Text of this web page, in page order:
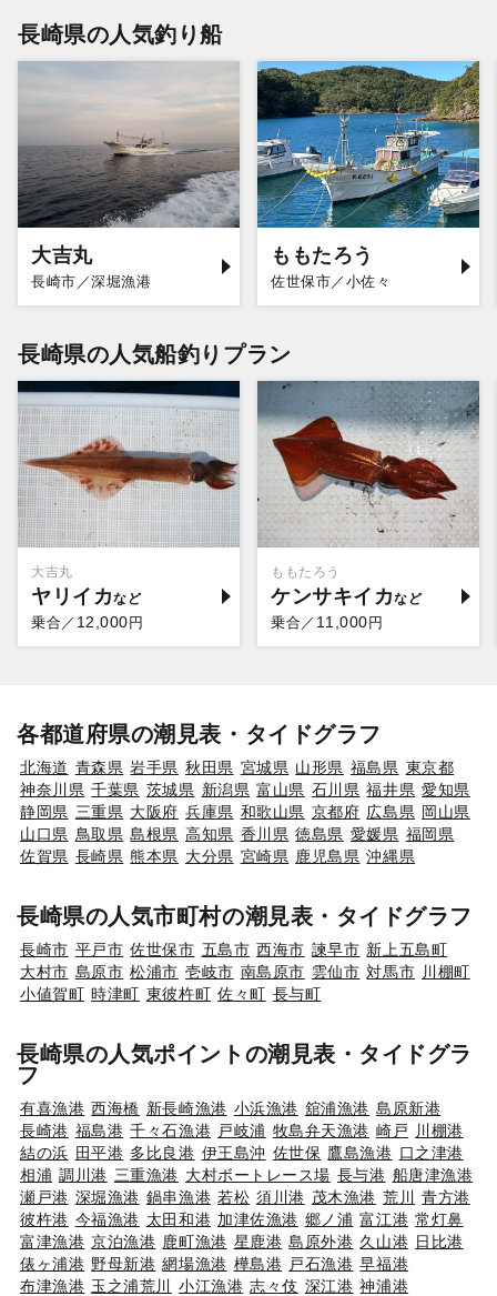
長崎県の人気釣り船
大吉丸
長崎市／深堀漁港
ももたろう
佐世保市／小佐々
長崎県の人気船釣りプラン
大吉丸
ヤリイカ
乗合／ 12,000円
ももたろう
ケンサキイカ
乗合／ 11,000円
各都道府県の潮見表・タイドグラフ
北海道 青森県 岩手県 秋田県 宮城県 山形県 福島県 東京都
神奈川県 千葉県 茨城県 新潟県 富山県 石川県 福井県 愛知県
静岡県 三重県 大阪府 兵庫県 和歌山県 京都府 広島県 岡山県
山口県 鳥取県 島根県 高知県 香川県 徳島県 愛媛県 福岡県
佐賀県 長崎県 熊本県 大分県 宮崎県 鹿児島県 沖縄県
長崎県の人気市町村の潮見表・タイドグラフ
長崎市 平戸市 佐世保市 五島市 西海市 諫早市 新上五島町
大村市 島原市 松浦市 壱岐市 南島原市 雲仙市 対馬市 川棚町
小値賀町 時津町 東彼杵町 佐々町 長与町
長崎県の人気ポイントの潮見表・タイドグラ
フ
有喜漁港 西海橋 新長崎漁港 小浜漁港 舘浦漁港 島原新港
長崎港 福島港 千々石漁港 戸岐浦 牧島弁天漁港 崎戸
川棚港
結の浜 田平港 多比良港 伊王島沖 佐世保 鷹島漁港 口之津港
相浦 調川港 三重漁港 大村ボートレース場 長与港 船唐津漁港
瀬戸港 深堀漁港 鍋串漁港 若松 須川港 茂木漁港 荒川 青方港
彼杵港 今福漁港 太田和港 加津佐漁港 郷ノ浦 富江港 常灯鼻
富津漁港 京泊漁港 鹿町漁港 星鹿港 島原外港 久山港 日比港
俵ヶ浦港 野母新港 網場漁港 樺島港 戸石漁港 早福港
布津漁港 玉之浦荒川 小江漁港 志々伎 深江港 神浦港